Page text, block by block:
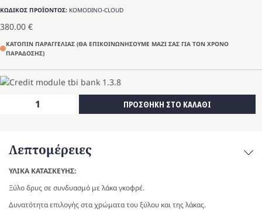
ΚΩΔΙΚΟΣ ΠΡΟΪΟΝΤΟΣ: KOMODINO-CLOUD
380.00 €
ΚΑΤΟΠΙΝ ΠΑΡΑΓΓΕΛΙΑΣ (ΘΑ ΕΠΙΚΟΙΝΩΝΗΣΟΥΜΕ ΜΑΖΙ ΣΑΣ ΓΙΑ ΤΟΝ ΧΡΟΝΟ
ΠΑΡΑΔΟΣΗΣ)
ΠΡΟΣΘΗΚΗ ΣΤΟ ΚΑΛΑΘΙ
Λεπτομέρειες
ΥΛΙΚΑ ΚΑΤΑΣΚΕΥΗΣ:
Ξύλο δρυς σε συνδυασμό με λάκα γκοφρέ.
Δυνατότητα επιλογής στα χρώματα του ξύλου και της λάκας.